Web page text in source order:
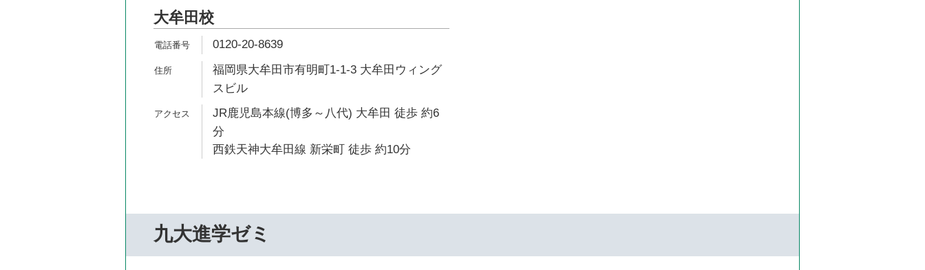
大牟田校
0120-20-8639
福岡県大牟田市有明町1-1-3 大牟田ウィング
スビル
JR鹿児島本線(博多～八代) 大牟田 徒歩 約6
分
西鉄天神大牟田線 新栄町 徒歩 約10分
九大進学ゼミ